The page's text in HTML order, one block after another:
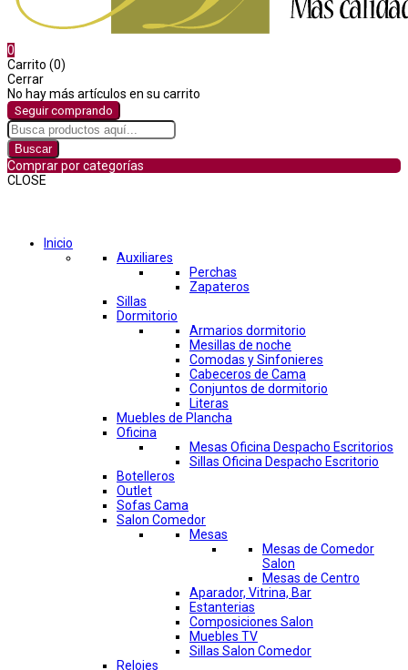
0
Carrito (0)
Cerrar
No hay más artículos en su carrito
Seguir comprando
Buscar
Comprar por categorías
CLOSE
Inicio
Auxiliares
Perchas
Zapateros
Sillas
Dormitorio
Armarios dormitorio
Mesillas de noche
Comodas y Sinfonieres
Cabeceros de Cama
Conjuntos de dormitorio
Literas
Muebles de Plancha
Oficina
Mesas Oficina Despacho Escritorios
Sillas Oficina Despacho Escritorio
Botelleros
Outlet
Sofas Cama
Salon Comedor
Mesas
Mesas de Comedor
Salon
Mesas de Centro
Aparador, Vitrina, Bar
Estanterias
Composiciones Salon
Muebles TV
Sillas Salon Comedor
Relojes